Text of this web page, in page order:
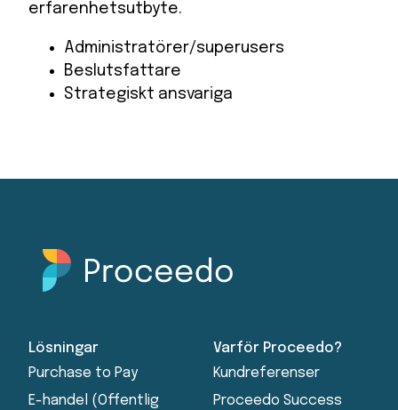
erfarenhetsutbyte.
Administratörer/superusers
Beslutsfattare
Strategiskt ansvariga
Lösningar
Purchase to Pay
E-handel (Offentlig
Varför Proceedo?
Kundreferenser
Proceedo Success